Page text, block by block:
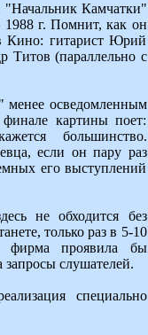
Камчатки"
г. Помнит, как он
Кино: гитарист Юрий
Титов (параллельно с
менее осведомленным
картины поет:
большинство.
если он пару раз
его выступлений
не обходится без
только раз в 5-10
фирма проявила бы
запросы слушателей.
специально